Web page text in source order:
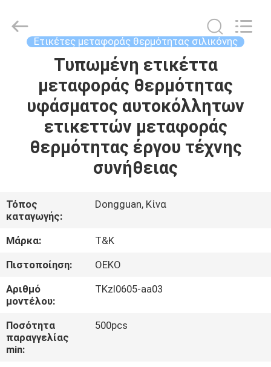
ΠΡΟΪΌΝΤΑ
ΠΕΡΊΠΟΥ
ΓΎΡΟΣ
ΕΡΓΟΣΤΑΣΊΩΝ
ΠΟΙΟΤΙΚΌΣ
ΈΛΕΓΧΟΣ
ΜΑΣ
ΕΛΆΤΕ
Accessories
Co.,Ltd.
Ετικέτες μεταφοράς θερμότητας σιλικόνης
Τυπωμένη ετικέττα
μεταφοράς θερμότητας
υφάσματος αυτοκόλλητων
ετικεττών μεταφοράς
θερμότητας έργου τέχνης
συνήθειας
Τόπος
καταγωγής:
Dongguan, Κίνα
Μάρκα:
T&K
Πιστοποίηση:
OEKO
Αριθμό
μοντέλου:
TKzl0605-aa03
Ποσότητα
παραγγελίας
min:
500pcs